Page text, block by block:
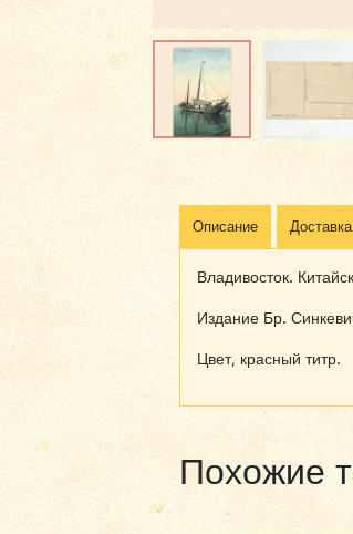
Описание
Владивосток.
Издание Бр.
Цвет, красный титр.
Похожие